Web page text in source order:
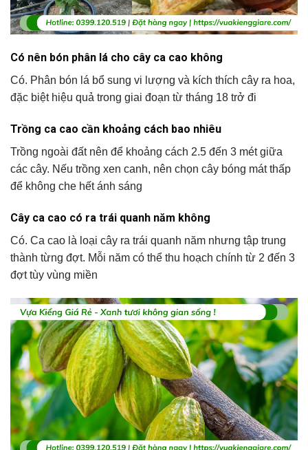
Có nên bón phân lá cho cây ca cao không
Có. Phân bón lá bổ sung vi lượng và kích thích cây ra hoa,
đặc biệt hiệu quả trong giai đoạn từ tháng 18 trở đi
Trồng ca cao cần khoảng cách bao nhiêu
Trồng ngoài đất nên để khoảng cách 2.5 đến 3 mét giữa
các cây. Nếu trồng xen canh, nên chọn cây bóng mát thấp
để không che hết ánh sáng
Cây ca cao có ra trái quanh năm không
Có. Ca cao là loại cây ra trái quanh năm nhưng tập trung
thành từng đợt. Mỗi năm có thể thu hoạch chính từ 2 đến 3
đợt tùy vùng miền